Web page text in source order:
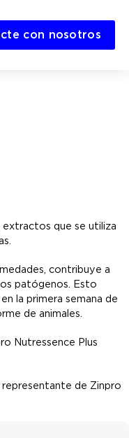
con nosotros
extractos que se utiliza
contribuye a
patógenos. Esto
la primera semana de
de animales.
Nutressence Plus
de Zinpro